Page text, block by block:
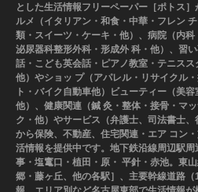
とした生活情報フリーペーパー［ポトス
ルメ（イタリアン・和食・中華・フレン
類・スイーツ・ケーキ・他）、病院（内
泌尿器科整形外科・形成外 科・他）、習
話・こども英会話・ピアノ教室・テニス
他）やショッ プ（アパレル・リサイクル
ト・バイク自動車他）ビューティー（美
他）、健康関連（鍼 灸・整体・接骨・マ
ク・他）やサービス（弁護士、司法書士
から保険、不動産、住宅関連・エア コン
活情報を提供中です。地下鉄沿線周辺駅
事・塩竃口・植田・原・ 平針・赤池。東
郷・藤ヶ丘、他の各駅］、主要幹線道路